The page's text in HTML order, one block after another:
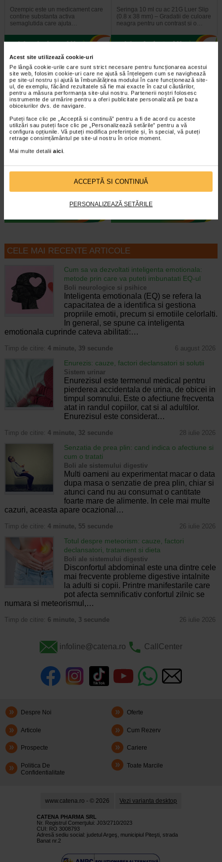
Acest site utilizează cookie-uri
Pe lângă cookie-urile care sunt strict necesare pentru funcționarea acestui
site web, folosim cookie-uri care ne ajută să înțelegem cum se navighează
pe site-ul nostru și ajută la îmbunătățirea modului în care funcționează site-
ul, de exemplu, făcând rezultatele să fie mai exacte în cazul căutărilor,
pentru a măsura performanța site-ului nostru. Partenerii noștri folosesc
instrumente de urmărire pentru a oferi publicitate personalizată pe baza
obiceiurilor dvs. de navigare.
Puteți face clic pe „Acceptă si continuă” pentru a fi de acord cu aceste
utilizări sau puteți face clic pe „Personalizează setările” pentru a vă
configura opțiunile. Vă puteți modifica preferințele și, în special, vă puteți
retrage consimțământul pe site-ul nostru în orice moment.
Mai multe detalii aici.
ACCEPTĂ SI CONTINUĂ
PERSONALIZEAZĂ SETĂRILE
Ozempic este un medicament care
contine substanta activa
semaglutida care ajuta…
Seringa 10 ml cu ac 21G Luer Slip
(0.8 x 38 mm) – Gradatii de culoare
neagra pentru un contrast si o…
Benesio Hepafort este un
supliment alimentar pe baza de
supliment alimentar care combina
CELE MAI RECENTE ARTICOLE
Cum sa va dezvoltati inteligenta emotionala:
metode prin care va puteti imbunatati EQ-ul
Boli neurologice si psihice
Inteligenta emotionala (EQ) se refera la
capacitatea de a identifica si gestiona
propriile emotii, precum si emotiile celorlalti.
In general, se spune ca inteligenta
emotionala cuprinde cateva abilitati:…
Timp de citire: 4 minute, 39 secunde 6 august 2026
Enurezis: cauze, factori declansatori si solutii
Sistem urinar
Enurezisul este termenul medical pentru
pierderea accidentala de urina, de obicei in
timpul somnului. Este o afectiune frecventa
atat in randul copiilor, cat si al adultilor.
Enurezisul este considerat…
Timp de citire: 4 minute, 32 secunde 28 iulie 2026
Senzatia de prea plin: cand indica o afectiune si
cum o tratati
Boli ale sistemului digestiv
Multi oameni au experimentat macar o data
dupa masa o senzatie de prea plin, chiar si
atunci cand nu au consumat o cantitate
foarte mare de alimente. In cele mai multe
cazuri, aceasta apare ocazional…
Timp de citire: 4 minute, 55 secunde 26 iulie 2026
Totul despre meteorism: cauze, factori
declansatori, tratament si dieta
Boli ale sistemului digestiv
Disconfortul abdominal este una dintre cele
mai frecvente probleme digestive intalnite
la adulti si copii. Printre manifestarile care
pot afecta semnificativ confortul zilnic se
numara si meteorismul,…
Timp de citire: 6 minute, 3 secunde 26 iulie 2026
infoline@catena.ro CallCenter
Despre Noi Oferte
Articole Cum Rezerv
Prospecte Cariere
Politica De
Confidentialitate
Toate Marcile
www.catena.ro - © 2026 Vezi varianta desktop
CATENA PHARMA SRL
Nr. Registrul Comerţului: J03/2710/2023
CUI: RO 3008793
Adresă sediu social: judetul Argeş, municipiul Piteşti, strada
Banat nr.2